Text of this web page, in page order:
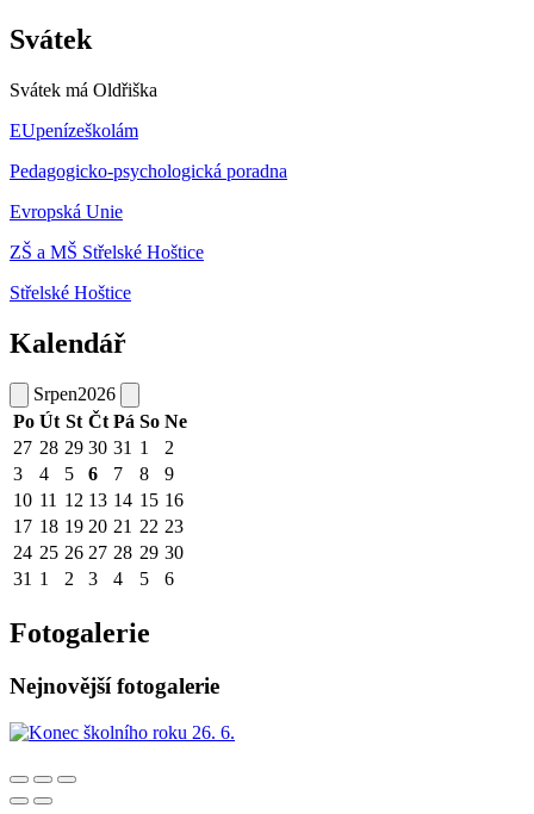
Svátek
Svátek má Oldřiška
EUpenízeškolám
Pedagogicko-psychologická poradna
Evropská Unie
ZŠ a MŠ Střelské Hoštice
Střelské Hoštice
Kalendář
Srpen2026
Po Út St Čt Pá So Ne
27 28 29 30 31 1
2
3
4 5 6 7 8
9
10 11 12 13 14 15 16
17 18 19 20 21 22 23
24 25 26 27 28 29 30
31 1 2 3 4 5 6
Fotogalerie
Nejnovější fotogalerie